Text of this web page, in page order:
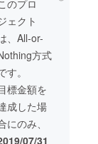
お土産
にも最
適で
す。
*********
*********
*********
*********
*********
**** ま
た、
『（仮
生日プ
レゼン
ト、大
切な方
りもの
などに
もおつ
かいく
ださい
ませ。
バラ
600g（
３〜４
人前）
どろぶ
・
*********
*********
*********
*********
のプロ
ェクト
、All-or-
方式
す。
標金額を
成した場
にのみ、
07/31